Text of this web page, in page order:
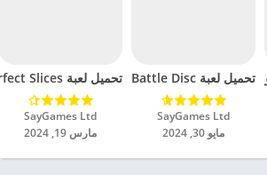
للاندرويد 2024
تحميل لعبة Battle Disc مهكرة للاندرويد 2024
SayGames Ltd‏
مايو 30, 2024
تحميل لعبة Perfect Slices مهكرة للاندرويد 2024
SayGames Ltd‏
مارس 19, 2024